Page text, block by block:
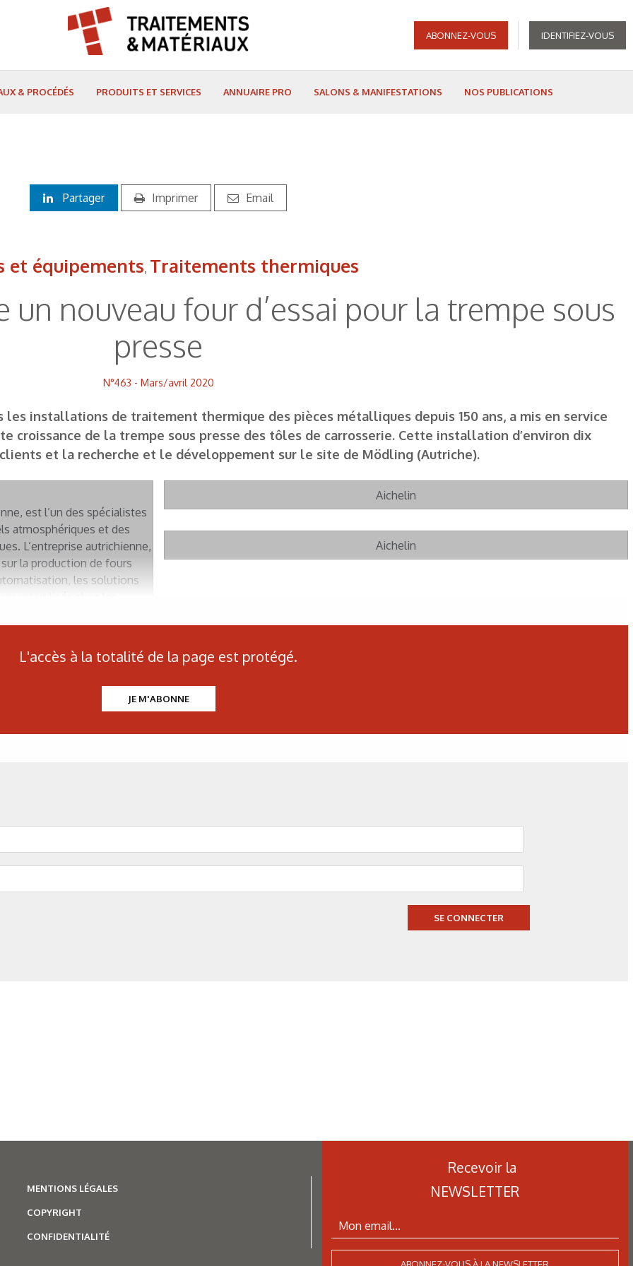
ABONNEZ-VOUS IDENTIFIEZ-VOUS
& PROCÉDÉS PRODUITS ET SERVICES ANNUAIRE PRO SALONS & MANIFESTATIONS NOS PUBLICATIONS
Partager Imprimer Email
et équipements, Traitements thermiques
un nouveau four d’essai pour la trempe sous
presse
N°463 - Mars/avril 2020
installations de traitement thermique des pièces métalliques depuis 150 ans, a mis en service
croissance de la trempe sous presse des tôles de carrosserie. Cette installation d’environ dix
et la recherche et le développement sur le site de Mödling (Autriche).
est l’un des spécialistes
atmosphériques et des
L’entreprise autrichienne,
la production de fours
les solutions
de précision.
Aichelin
Aichelin
N°500 - Mai / Juin 2026
L'accès à la totalité de la page est protégé.
JE M'ABONNE
SE CONNECTER
MENTIONS LÉGALES
COPYRIGHT
CONFIDENTIALITÉ
Recevoir la
NEWSLETTER